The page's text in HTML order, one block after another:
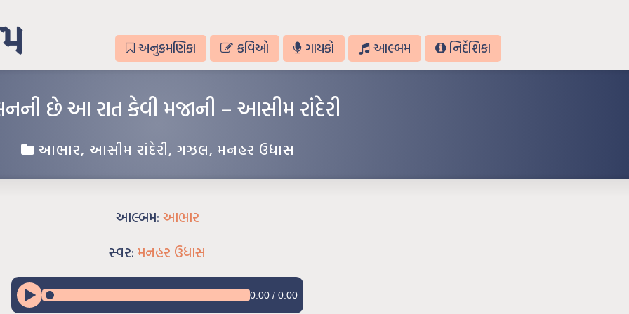
અનુક્રમણિકા કવિઓ ગાયકો આલ્બમ નિર્દેશિકા
છે આ રાત કેવી મજાની – આસીમ રાંદેરી
આભાર, આસીમ રાંદેરી, ગઝલ, મનહર ઉધાસ
આલ્બમ: આભાર
સ્વર: મનહર ઉધાસ
0:00 / 0:00